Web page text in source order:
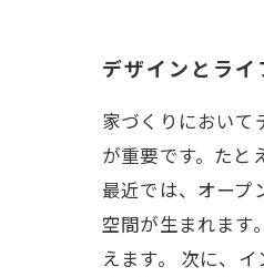
デザインとラ
家づくりにおいて
が重要です。たと
最近では、オープ
空間が生まれます
えます。 次に、